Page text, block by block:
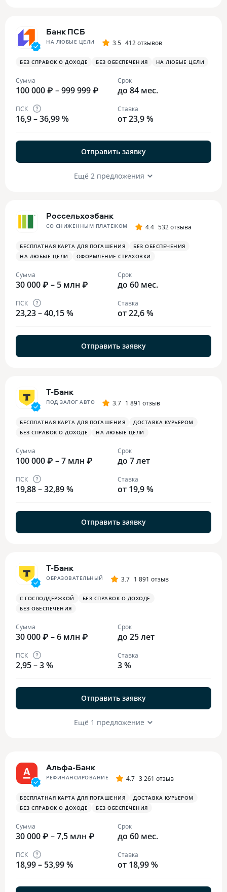
Банк ПСБ
НА ЛЮБЫЕ ЦЕЛИ 3.5 412 отзывов
БЕЗ СПРАВОК О ДОХОДЕ БЕЗ ОБЕСПЕЧЕНИЯ НА ЛЮБЫЕ ЦЕЛИ
Сумма
100 000 ₽ – 999 999 ₽
Срок
до 84 мес.
ПСК
16,9 – 36,99 %
Ставка
от 23,9 %
Отправить заявку
Ещё 2 предложения
Россельхозбанк
СО СНИЖЕННЫМ ПЛАТЕЖОМ 4.4 532 отзыва
БЕСПЛАТНАЯ КАРТА ДЛЯ ПОГАШЕНИЯ
БЕЗ ОБЕСПЕЧЕНИЯ
НА ЛЮБЫЕ ЦЕЛИ
ОФОРМЛЕНИЕ СТРАХОВКИ
Сумма
30 000 ₽ – 5 млн ₽
Срок
до 60 мес.
ПСК
23,23 – 40,15 %
Ставка
от 22,6 %
Отправить заявку
Т-Банк
ПОД ЗАЛОГ АВТО 3.7 1 891 отзыв
БЕСПЛАТНАЯ КАРТА ДЛЯ ПОГАШЕНИЯ
ДОСТАВКА КУРЬЕРОМ
БЕЗ СПРАВОК О ДОХОДЕ
НА ЛЮБЫЕ ЦЕЛИ
Сумма
100 000 ₽ – 7 млн ₽
Срок
до 7 лет
ПСК
19,88 – 32,89 %
Ставка
от 19,9 %
Отправить заявку
Т-Банк
ОБРАЗОВАТЕЛЬНЫЙ 3.7 1 891 отзыв
С ГОСПОДДЕРЖКОЙ
БЕЗ СПРАВОК О ДОХОДЕ
БЕЗ ОБЕСПЕЧЕНИЯ
Сумма
30 000 ₽ – 6 млн ₽
Срок
до 25 лет
ПСК
2,95 – 3 %
Ставка
3 %
Отправить заявку
Ещё 1 предложение
Альфа-Банк
РЕФИНАНСИРОВАНИЕ 4.7 3 261 отзыв
БЕСПЛАТНАЯ КАРТА ДЛЯ ПОГАШЕНИЯ
ДОСТАВКА КУРЬЕРОМ
БЕЗ СПРАВОК О ДОХОДЕ
БЕЗ ОБЕСПЕЧЕНИЯ
Сумма
30 000 ₽ – 7,5 млн ₽
Срок
до 60 мес.
ПСК
18,99 – 53,99 %
Ставка
от 18,99 %